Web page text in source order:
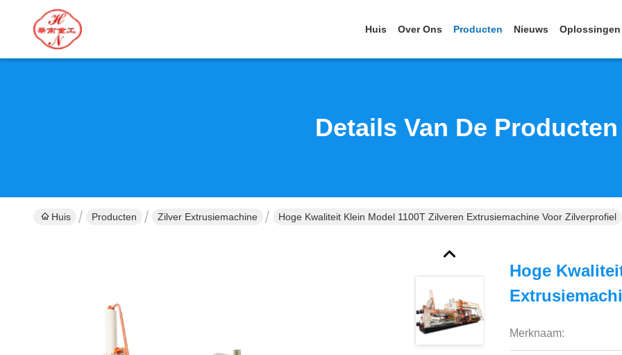
Huis Over Ons Producten Nieuws Oplossingen
Details Van De Producten
Huis Producten Zilver Extrusiemachine Hoge Kwaliteit Klein Model 1100T Zilveren Extrusiemachine Voor Zilverprofiel
Hoge
Merknaam: